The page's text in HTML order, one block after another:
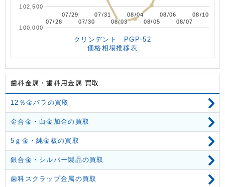
07/28
07/28
07/29
07/29
07/30
07/30
07/31
07/31
08/03
08/03
08/04
08/04
08/05
08/05
08/06
08/06
08/07
08/07
08/10
08/10
100,000
102,500
クリンデント PGP-52
価格相場推移表
歯科金属・歯科用金属 買取
12％金パラの買取
金合金・白金加金の買取
5ｇ金・純金板の買取
銀合金・シルバー製品の買取
歯科スクラップ金属の買取